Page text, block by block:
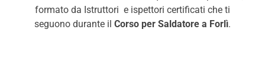
formato da Istruttori e ispettori certificati che ti
seguono durante il Corso per Saldatore a Forlì.